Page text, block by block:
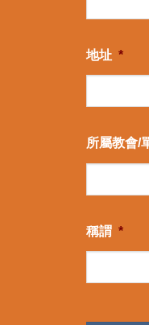
地址 *
所屬教會/
稱謂 *